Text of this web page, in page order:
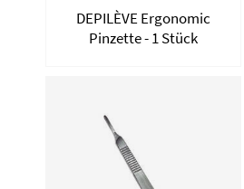
DEPILÈVE Ergonomic
Pinzette - 1 Stück